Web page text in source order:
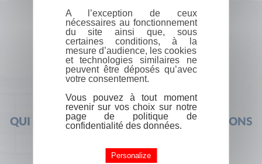
QUI SOMMES-NOUS ? FOIRE AUX QUESTIONS
A l’exception de ceux
nécessaires au fonctionnement
du site ainsi que, sous
certaines conditions, à la
mesure d’audience, les cookies
et technologies similaires ne
peuvent être déposés qu’avec
votre consentement.
Vous pouvez à tout moment
revenir sur vos choix sur notre
page de politique de
confidentialité des données.
Personalize